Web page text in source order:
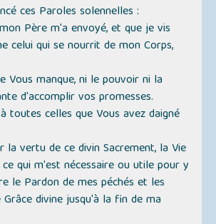
ces Paroles solennelles :
Père m'a envoyé, et que je vis
celui qui se nourrit de mon Corps,
Vous manque, ni le pouvoir ni la
d'accomplir vos promesses.
toutes celles que Vous avez daigné
la vertu de ce divin Sacrement, la Vie
qui m'est nécessaire ou utile pour y
le Pardon de mes péchés et les
divine jusqu'à la fin de ma